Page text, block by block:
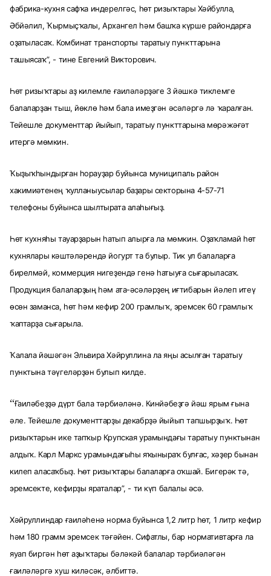
фабрика-кухня сафҡа индерелгәс, һөт ризыҡтары Хәйбулла,
Әбйәлил, Ҡырмыҫҡалы, Архангел һәм башҡа күрше райондарға
оҙатыласаҡ. Комбинат транспорты таратыу пункттарына
ташыясаҡ”, - тине Евгений Викторович.
Һөт ризыҡтары аҙ килемле ғаиләләрҙәге 3 йәшкә тиклемге
балаларҙан тыш, йөклө һәм бала имеҙгән әсәләргә лә ҡаралған.
Тейешле документтар йыйып, таратыу пункттарына мөрәжәғәт
итергә мөмкин.
Ҡыҙыҡһындырған һорауҙар буйынса муниципаль район
хакимиәтенең ҡулланыусылар баҙары секторына 4-57-71
телефоны буйынса шылтырата алаһығыҙ.
Һөт кухняһы тауарҙарын һатып алырға ла мөмкин. Оҙаҡламай һөт
кухнялары кәштәләрендә йогурт та булыр. Тик ул балаларға
бирелмәй, коммерция нигеҙендә генә һатыуға сығарыласаҡ.
Продукция балаларҙың һәм ата-әсәләрҙең иғтибарын йәлеп итеү
өсөн заманса, һөт һәм кефир 200 грамлыҡ, эремсек 60 грамлыҡ
ҡаптарҙа сығарыла.
Ҡалала йәшәгән Эльвира Хәйруллина ла яңы асылған таратыу
пунктына тәүгеләрҙән булып килде.
“Ғаиләбеҙҙә дүрт бала тәрбиәләнә. Кинйәбеҙгә йәш ярым ғына
әле. Тейешле документтарҙы декабрҙә йыйып тапшырҙыҡ. Һөт
ризыҡтарын ике тапҡыр Крупская урамындағы таратыу пунктынан
алдыҡ. Карл Маркс урамындағыһы яҡыныраҡ булғас, хәҙер бынан
килеп аласаҡбыҙ. Һөт ризыҡтары балаларға оҡшай. Бигерәк тә,
эремсекте, кефирҙы яраталар”, - ти күп балалы әсә.
Хәйруллиндар ғаиләһенә норма буйынса 1,2 литр һөт, 1 литр кефир
һәм 180 грамм эремсек тәғәйен. Сифатлы, бар нормативтарға ла
яуап биргән һөт аҙыҡтары бәләкәй балалар тәрбиәләгән
ғаиләләргә хуш киләсәк, әлбиттә.